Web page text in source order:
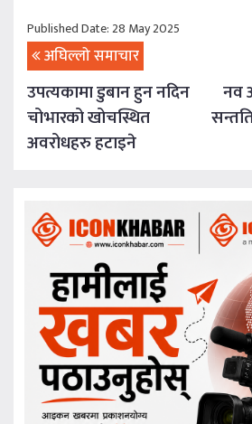
Published Date: 28 May 2025
नव
अघिल्लो समाचार
उपत्यकामा डुबान हुन नदिन
चोभारको खोचस्थित
अवरोधहरु हटाइने